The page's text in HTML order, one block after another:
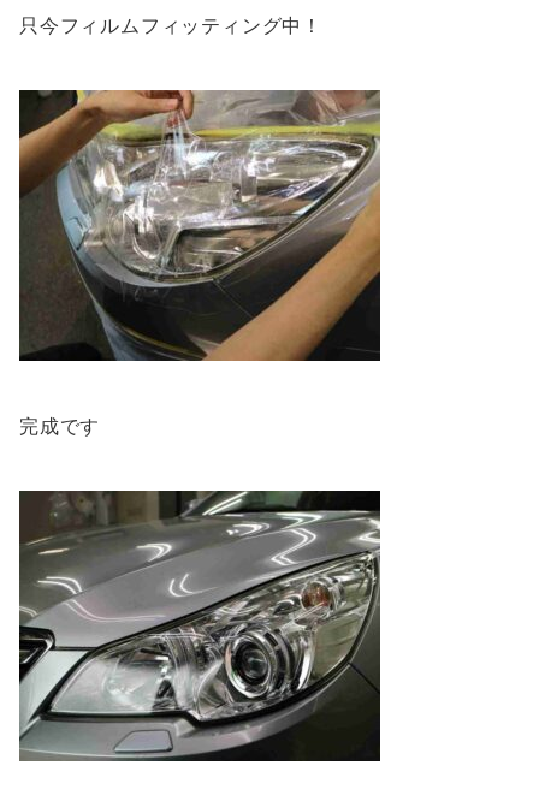
只今フィルムフィッティング中！
完成です